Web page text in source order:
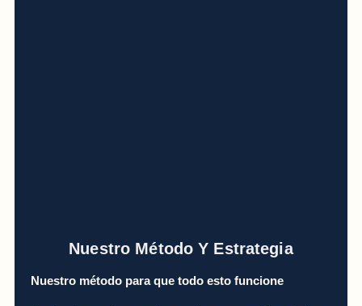
Nuestro Método Y Estrategia
Nuestro método para que todo esto funcione